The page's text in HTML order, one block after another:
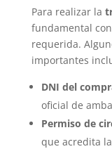
Para realizar la
fundamental
requerida.
importantes
DNI del
oficial de
Permiso de
que acredita